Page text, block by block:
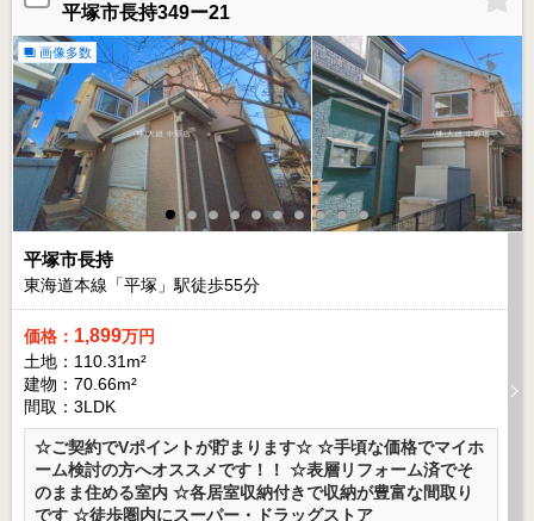
平塚市長持349ー21
画像多数
平塚市長持
東海道本線「平塚」駅徒歩55分
価格： 1,899万円
土地：110.31m²
建物：70.66m²
間取：3LDK
☆ご契約でVポイントが貯まります☆ ☆手頃な価格でマイホ
ーム検討の方へオススメです！！ ☆表層リフォーム済でそ
のまま住める室内 ☆各居室収納付きで収納が豊富な間取り
です ☆徒歩圏内にスーパー・ドラッグストア